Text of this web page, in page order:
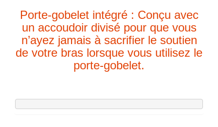
Porte-gobelet intégré : Conçu avec
un accoudoir divisé pour que vous
n’ayez jamais à sacrifier le soutien
de votre bras lorsque vous utilisez le
porte-gobelet.